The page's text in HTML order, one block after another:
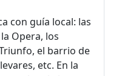
con guía local: las
Opera, los
el barrio de
etc. En la